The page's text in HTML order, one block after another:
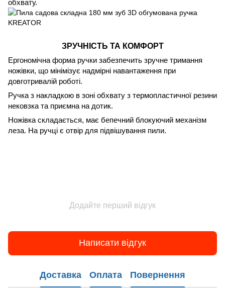
обхвату.
ЗРУЧНІСТЬ ТА КОМФОРТ
Ергономічна форма ручки забезпечить зручне тримання
ножівки, що мінімізує надмірні навантаження при
довготривалій роботі.
Ручка з накладкою в зоні обхвату з термопластичної резини
нековзка та приємна на дотик.
Ножівка складається, має бепечний блокуючий механізм
леза. На ручці є отвір для підвішування пили.
Додайте перший відгук
Написати відгук
Доставка Оплата Повернення